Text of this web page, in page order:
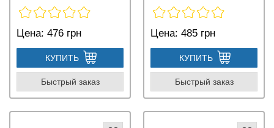
Цена: 476 грн
КУПИТЬ
Быстрый заказ
Цена: 485 грн
КУПИТЬ
Быстрый заказ